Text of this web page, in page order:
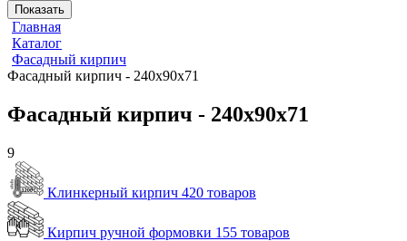
Показать
Главная
Каталог
Фасадный кирпич
Фасадный кирпич - 240x90x71
Фасадный кирпич - 240x90x71
9
Клинкерный кирпич 420 товаров
Кирпич ручной формовки 155 товаров